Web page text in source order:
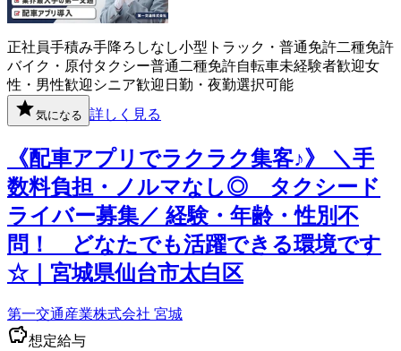
正社員手積み手降ろしなし小型トラック・普通免許二種免許
バイク・原付タクシー普通二種免許自転車未経験者歓迎女
性・男性歓迎 シニア歓迎 日勤・夜勤選択可能
気になる 詳しく見る
《配車アプリでラクラク集客♪》 ＼手
数料負担・ノルマなし◎ タクシード
ライバー募集／ 経験・年齢・性別不
問！ どなたでも活躍できる環境です
☆｜宮城県仙台市太白区
第一交通産業株式会社 宮城
想定給与